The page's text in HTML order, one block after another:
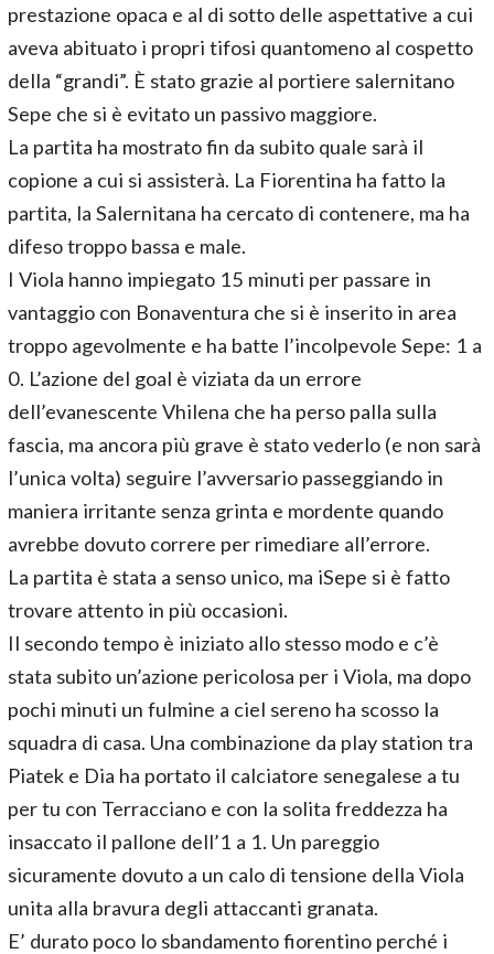
prestazione opaca e al di sotto delle aspettative a cui
aveva abituato i propri tifosi quantomeno al cospetto
della “grandi”. È stato grazie al portiere salernitano
Sepe che si è evitato un passivo maggiore.
La partita ha mostrato fin da subito quale sarà il
copione a cui si assisterà. La Fiorentina ha fatto la
partita, la Salernitana ha cercato di contenere, ma ha
difeso troppo bassa e male.
I Viola hanno impiegato 15 minuti per passare in
vantaggio con Bonaventura che si è inserito in area
troppo agevolmente e ha batte l’incolpevole Sepe: 1 a
0. L’azione del goal è viziata da un errore
dell’evanescente Vhilena che ha perso palla sulla
fascia, ma ancora più grave è stato vederlo (e non sarà
l’unica volta) seguire l’avversario passeggiando in
maniera irritante senza grinta e mordente quando
avrebbe dovuto correre per rimediare all’errore.
La partita è stata a senso unico, ma iSepe si è fatto
trovare attento in più occasioni.
Il secondo tempo è iniziato allo stesso modo e c’è
stata subito un’azione pericolosa per i Viola, ma dopo
pochi minuti un fulmine a ciel sereno ha scosso la
squadra di casa. Una combinazione da play station tra
Piatek e Dia ha portato il calciatore senegalese a tu
per tu con Terracciano e con la solita freddezza ha
insaccato il pallone dell’1 a 1. Un pareggio
sicuramente dovuto a un calo di tensione della Viola
unita alla bravura degli attaccanti granata.
E’ durato poco lo sbandamento fiorentino perché i